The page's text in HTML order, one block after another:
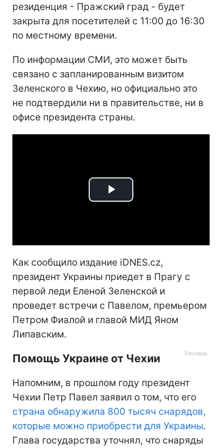
резиденция - Пражский град - будет
закрыта для посетителей с 11:00 до 16:30
по местному времени.
По информации СМИ, это может быть
связано с запланированным визитом
Зеленского в Чехию, но официально это
не подтвердили ни в правительстве, ни в
офисе президента страны.
Play
Как сообщило издание iDNES.cz,
президент Украины приедет в Прагу с
первой леди Еленой Зеленской и
проведет встречи с Павелом, премьером
Петром Фиалой и главой МИД Яном
Липавским.
Помощь Украине от Чехии
Напомним, в прошлом году президент
Чехии Петр Павел заявил о том, что его
страна обнаружила 800 тысяч снарядов,
которые можно приобрести для Украины.
Глава государства уточнял, что снаряды